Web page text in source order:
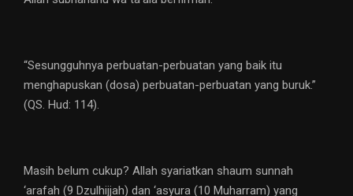
“Sesungguhnya perbuatan-perbuatan yang baik itu
menghapuskan (dosa) perbuatan-perbuatan yang buruk.”
(QS. Hud: 114).
Masih belum cukup? Allah syariatkan shaum sunnah
‘arafah (9 Dzulhijjah) dan ‘asyura (10 Muharram) yang